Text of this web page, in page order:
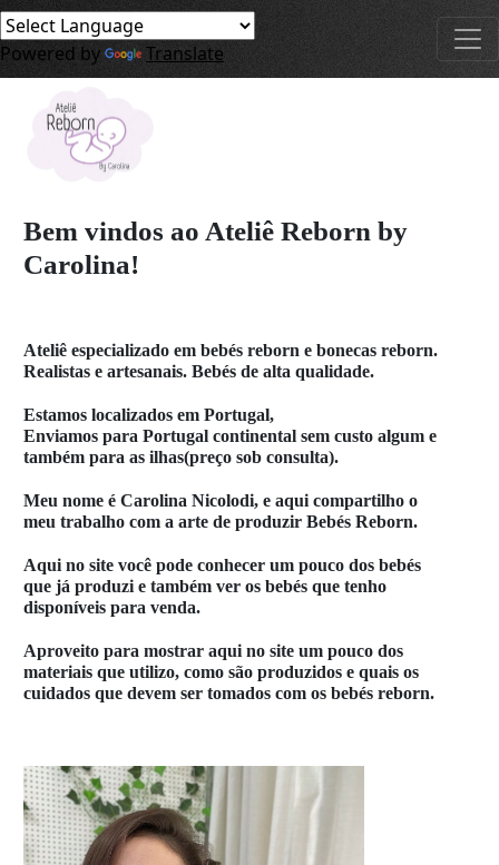
Powered by Translate
Bem vindos ao Ateliê Reborn by
Carolina!
Ateliê especializado em bebés reborn e bonecas reborn.
Realistas e artesanais. Bebés de alta qualidade.
Estamos localizados em Portugal,
Enviamos para Portugal continental sem custo algum e
também para as ilhas(preço sob consulta).
Meu nome é Carolina Nicolodi, e aqui compartilho o
meu trabalho com a arte de produzir Bebés Reborn.
Aqui no site você pode conhecer um pouco dos bebés
que já produzi e também ver os bebés que tenho
disponíveis para venda.
Aproveito para mostrar aqui no site um pouco dos
materiais que utilizo, como são produzidos e quais os
cuidados que devem ser tomados com os bebés reborn.